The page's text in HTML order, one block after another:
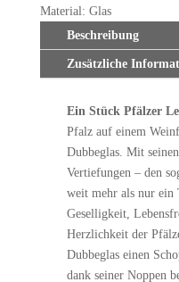
Material: Glas
Beschreibung
Zusätzliche
Ein Stück Pfälzer
Pfalz auf einem
Dubbeglas. Mit
Vertiefungen – den
weit mehr als nur
Geselligkeit,
Herzlichkeit der
Dubbeglas einen
dank seiner Noppen